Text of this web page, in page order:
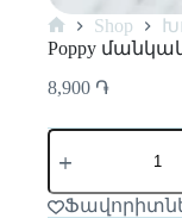
Shop
Poppy
8,900 ֏